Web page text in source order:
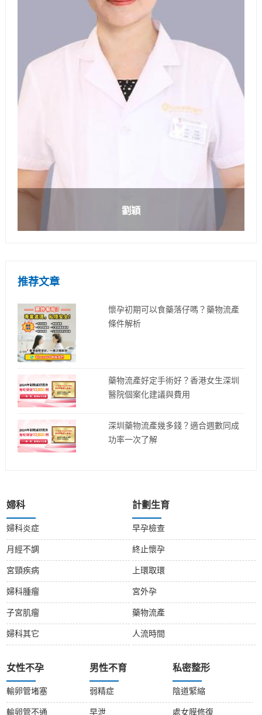
劉穎
推荐文章
懷孕初期可以食藥落仔嗎？藥物流產
條件解析
藥物流產好定手術好？香港女生深圳
醫院個案化建議與費用
深圳藥物流產幾多錢？適合週數同成
功率一次了解
婦科
婦科炎症
月經不調
宮頸疾病
婦科腫瘤
子宮肌瘤
婦科其它
計劃生育
早孕檢查
終止懷孕
上環取環
宮外孕
藥物流產
人流時間
女性不孕
輸卵管堵塞
輸卵管不通
男性不育
弱精症
早泄
私密整形
陰道緊縮
處女膜修復